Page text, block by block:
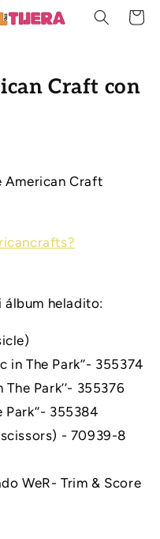
Carrito
Craft con
American Craft
álbum heladito:
in The Park’’- 355374
Park’’- 355376
355384
- 70939-8
WeR- Trim & Score